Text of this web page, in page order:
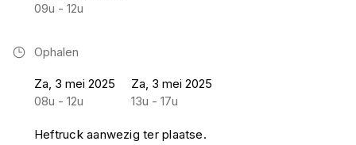
09u - 12u
Ophalen
Za, 3 mei 2025
08u - 12u
Za, 3 mei 2025
13u - 17u
Heftruck aanwezig ter plaatse.